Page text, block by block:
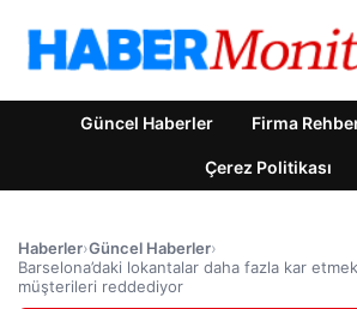
Güncel Haberler Firma
Çerez Politikası
Haberler›Güncel Haberler›
Barselona’daki lokantalar daha fazla kar
müşterileri reddediyor